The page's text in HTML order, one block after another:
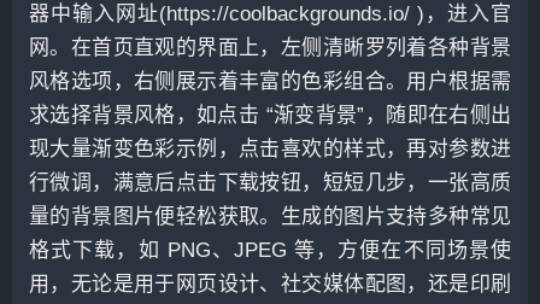
器中输入网址(https://coolbackgrounds.io/ )，进入官
网。在首页直观的界面上，左侧清晰罗列着各种背景
风格选项，右侧展示着丰富的色彩组合。用户根据需
求选择背景风格，如点击 “渐变背景”，随即在右侧出
现大量渐变色彩示例，点击喜欢的样式，再对参数进
行微调，满意后点击下载按钮，短短几步，一张高质
量的背景图片便轻松获取。生成的图片支持多种常见
格式下载，如 PNG、JPEG 等，方便在不同场景使
用，无论是用于网页设计、社交媒体配图，还是印刷